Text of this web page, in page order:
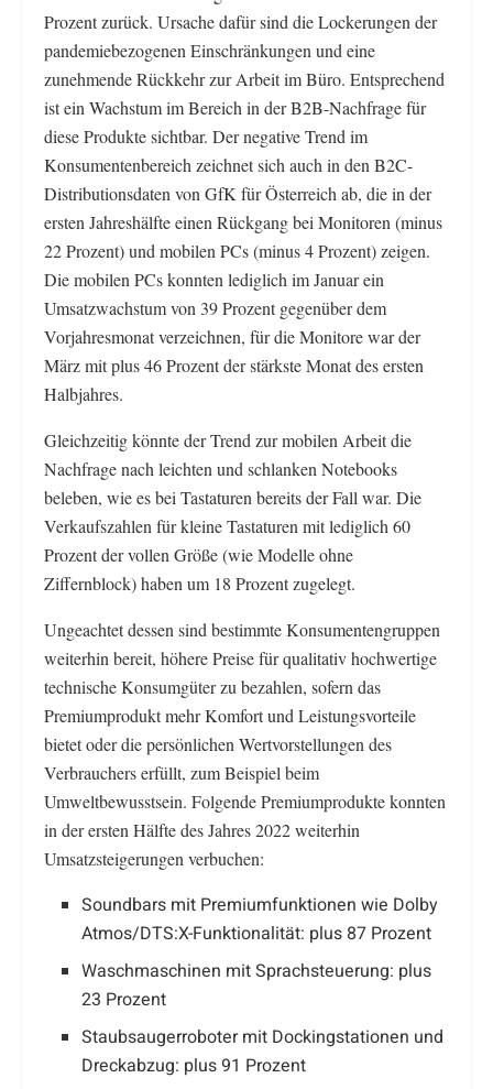
Prozent zurück. Ursache dafür sind die Lockerungen der
pandemiebezogenen Einschränkungen und eine
zunehmende Rückkehr zur Arbeit im Büro. Entsprechend
ist ein Wachstum im Bereich in der B2B-Nachfrage für
diese Produkte sichtbar. Der negative Trend im
Konsumentenbereich zeichnet sich auch in den B2C-
Distributionsdaten von GfK für Österreich ab, die in der
ersten Jahreshälfte einen Rückgang bei Monitoren (minus
22 Prozent) und mobilen PCs (minus 4 Prozent) zeigen.
Die mobilen PCs konnten lediglich im Januar ein
Umsatzwachstum von 39 Prozent gegenüber dem
Vorjahresmonat verzeichnen, für die Monitore war der
März mit plus 46 Prozent der stärkste Monat des ersten
Halbjahres.
Gleichzeitig könnte der Trend zur mobilen Arbeit die
Nachfrage nach leichten und schlanken Notebooks
beleben, wie es bei Tastaturen bereits der Fall war. Die
Verkaufszahlen für kleine Tastaturen mit lediglich 60
Prozent der vollen Größe (wie Modelle ohne
Ziffernblock) haben um 18 Prozent zugelegt.
Ungeachtet dessen sind bestimmte Konsumentengruppen
weiterhin bereit, höhere Preise für qualitativ hochwertige
technische Konsumgüter zu bezahlen, sofern das
Premiumprodukt mehr Komfort und Leistungsvorteile
bietet oder die persönlichen Wertvorstellungen des
Verbrauchers erfüllt, zum Beispiel beim
Umweltbewusstsein. Folgende Premiumprodukte konnten
in der ersten Hälfte des Jahres 2022 weiterhin
Umsatzsteigerungen verbuchen:
Soundbars mit Premiumfunktionen wie Dolby
Atmos/DTS:X-Funktionalität: plus 87 Prozent
Waschmaschinen mit Sprachsteuerung: plus
23 Prozent
Staubsaugerroboter mit Dockingstationen und
Dreckabzug: plus 91 Prozent